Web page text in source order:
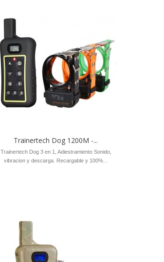
Trainertech Dog 1200M -...
Trainertech Dog 3 en 1, Adiestramiento Sonido,
vibracion y descarga. Recargable y 100%...